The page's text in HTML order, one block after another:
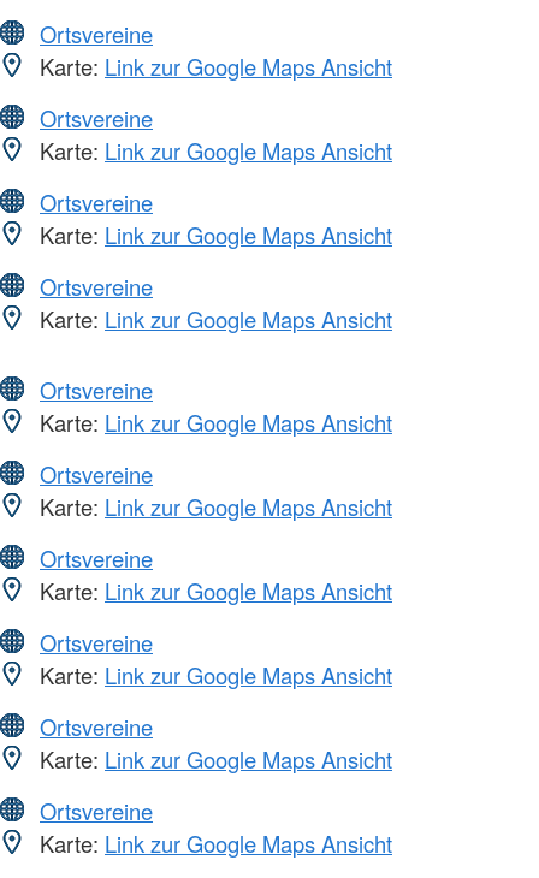
Ortsvereine
Karte: Link zur Google Maps Ansicht
Ortsvereine
Karte: Link zur Google Maps Ansicht
Ortsvereine
Karte: Link zur Google Maps Ansicht
Ortsvereine
Karte: Link zur Google Maps Ansicht
Ortsvereine
Karte: Link zur Google Maps Ansicht
Ortsvereine
Karte: Link zur Google Maps Ansicht
Ortsvereine
Karte: Link zur Google Maps Ansicht
Ortsvereine
Karte: Link zur Google Maps Ansicht
Ortsvereine
Karte: Link zur Google Maps Ansicht
Ortsvereine
Karte: Link zur Google Maps Ansicht